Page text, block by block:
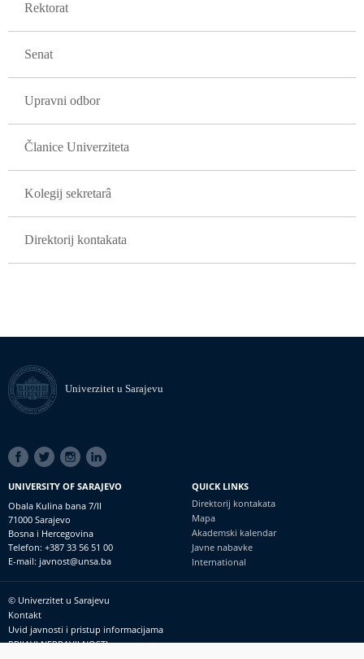
Rektorat
Senat
Upravni odbor
Članice Univerziteta
Kolegij sekretarâ
Direktorij kontakata
Univerzitet u Sarajevu
SOCIAL
LINKS
UNIVERSITY OF SARAJEVO
Obala Kulina bana 7/II
71000 Sarajevo
Bosna i Hercegovina
Telefon: +387 33 56 51 00
E-mail: javnost@unsa.ba
QUICK LINKS
Direktorij kontakata
Mapa
Akademski kalendar
Javne nabavke
International
Footer
meni
© Univerzitet u Sarajevu
Kontakt
Uvid javnosti i pristup informacijama
PRIJAVI NEPRAVILNOSTI